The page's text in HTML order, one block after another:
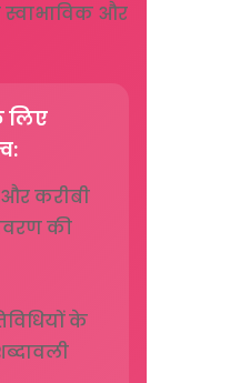
और
और करीबी
की
के